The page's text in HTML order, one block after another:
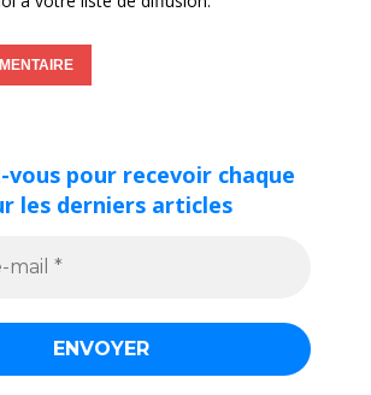
vous pour recevoir chaque
les derniers articles